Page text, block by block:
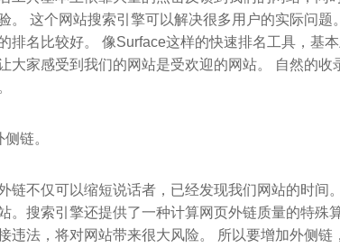
。 这个网站搜索引擎可以解决很多用户的实际问
排名比较好。 像Surface这样的快速排名工具，基
大家感受到我们的网站是受欢迎的网站。 自然的
链。
链不仅可以缩短说话者，已经发现我们网站的时间
。搜索引擎还提供了一种计算网页外链质量的特殊
违法，将对网站带来很大风险。 所以要增加外侧链